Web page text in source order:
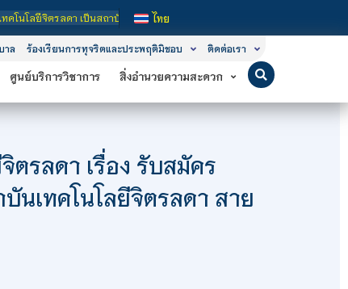
ยีจิตรลดา เป็นสถาบันอุดมศึกษาในกำกับของรัฐ เปิดหลักสูตรการเรียนการสอน
ไทย
าล ร้องเรียนการทุจริตและประพฤติมิชอบ ติดต่อเรา
ศูนย์บริการวิชาการ สิ่งอำนวยความสะดวก
ตรลดา เรื่อง รับสมัคร
นเทคโนโลยีจิตรลดา สาย